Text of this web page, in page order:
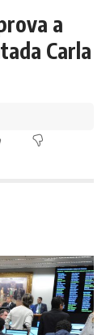
a
Carla